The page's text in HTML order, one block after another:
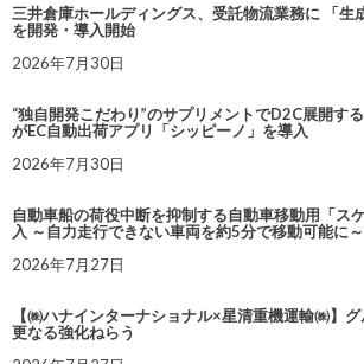
三井倉庫ホールディングス、受託物流業務に 「生
を開発・導入開始
2026年7月30日
“独自開発こだわり”のサプリメントでD2C展開す
がEC自動出荷アプリ「シッピーノ」を導入
2026年7月30日
自動車船の荷役中断を抑制する自動車移動用「ス
入 ～自力走行できない車両を約5分で移動可能に～
2026年7月27日
【㈱ハナインターナショナル×星清重機運輸㈱】
更なる強化ねらう